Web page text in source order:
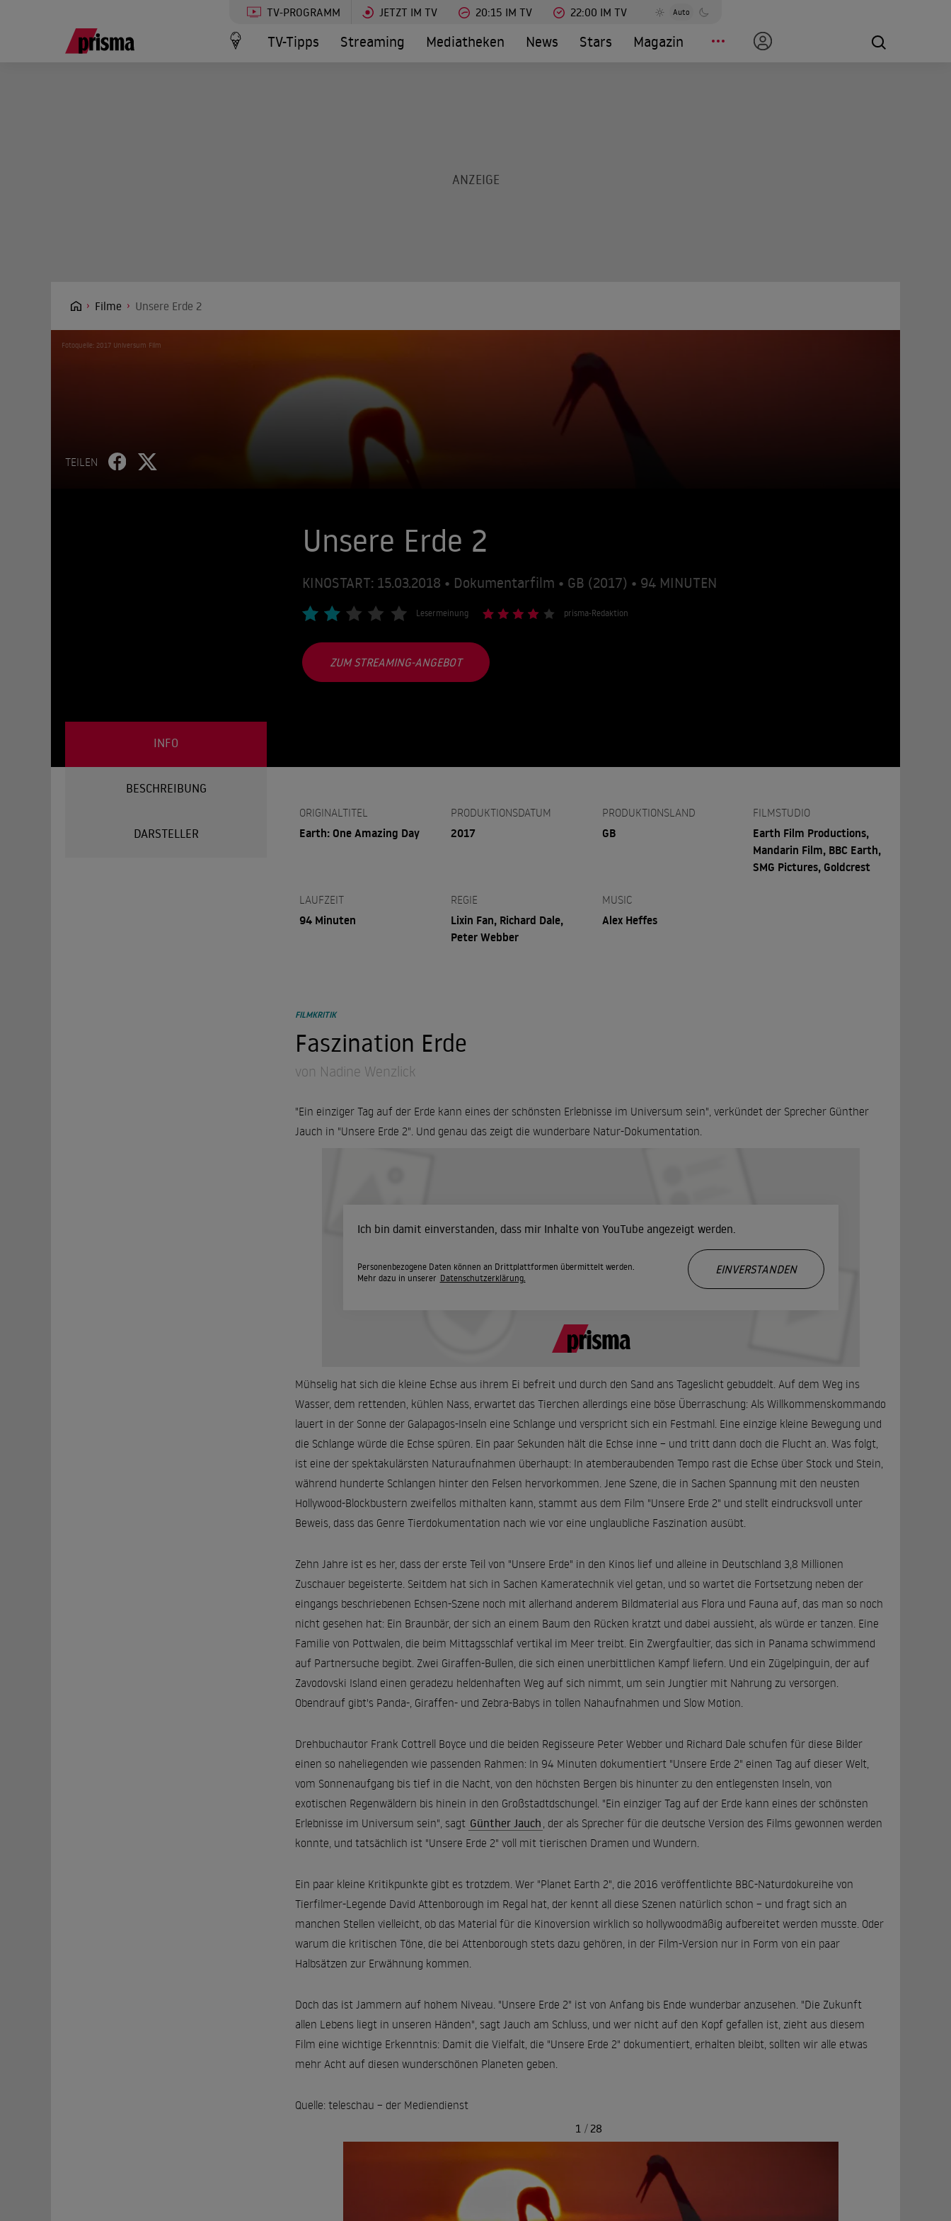
TV-PROGRAMM JETZT IM TV 20:15 IM TV 22:00 IM TV Auto
TV-Tipps Streaming Mediatheken News Stars Magazin
Filme Unsere Erde 2
Fotoquelle: 2017 Universum Film
TEILEN
Unsere Erde 2
KINOSTART: 15.03.2018 • Dokumentarfilm • GB (2017) • 94 MINUTEN
Lesermeinung prisma-Redaktion
ZUM STREAMING-ANGEBOT
INFO
BESCHREIBUNG
DARSTELLER
ORIGINALTITEL
Earth: One Amazing Day
PRODUKTIONSDATUM
2017
PRODUKTIONSLAND
GB
FILMSTUDIO
Earth Film Productions,
Mandarin Film, BBC Earth,
SMG Pictures, Goldcrest
LAUFZEIT
94 Minuten
REGIE
Lixin Fan, Richard Dale,
Peter Webber
MUSIC
Alex Heffes
FILMKRITIK
Faszination Erde
von Nadine Wenzlick
"Ein einziger Tag auf der Erde kann eines der schönsten Erlebnisse im Universum sein", verkündet der Sprecher Günther
Jauch in "Unsere Erde 2". Und genau das zeigt die wunderbare Natur-Dokumentation.
Ich bin damit einverstanden, dass mir Inhalte von YouTube angezeigt werden.
Personenbezogene Daten können an Drittplattformen übermittelt werden.
Mehr dazu in unserer Datenschutzerklärung.
EINVERSTANDEN
Mühselig hat sich die kleine Echse aus ihrem Ei befreit und durch den Sand ans Tageslicht gebuddelt. Auf dem Weg ins
Wasser, dem rettenden, kühlen Nass, erwartet das Tierchen allerdings eine böse Überraschung: Als Willkommenskommando
lauert in der Sonne der Galapagos-Inseln eine Schlange und verspricht sich ein Festmahl. Eine einzige kleine Bewegung und
die Schlange würde die Echse spüren. Ein paar Sekunden hält die Echse inne – und tritt dann doch die Flucht an. Was folgt,
ist eine der spektakulärsten Naturaufnahmen überhaupt: In atemberaubenden Tempo rast die Echse über Stock und Stein,
während hunderte Schlangen hinter den Felsen hervorkommen. Jene Szene, die in Sachen Spannung mit den neusten
Hollywood-Blockbustern zweifellos mithalten kann, stammt aus dem Film "Unsere Erde 2" und stellt eindrucksvoll unter
Beweis, dass das Genre Tierdokumentation nach wie vor eine unglaubliche Faszination ausübt.
Zehn Jahre ist es her, dass der erste Teil von "Unsere Erde" in den Kinos lief und alleine in Deutschland 3,8 Millionen
Zuschauer begeisterte. Seitdem hat sich in Sachen Kameratechnik viel getan, und so wartet die Fortsetzung neben der
eingangs beschriebenen Echsen-Szene noch mit allerhand anderem Bildmaterial aus Flora und Fauna auf, das man so noch
nicht gesehen hat: Ein Braunbär, der sich an einem Baum den Rücken kratzt und dabei aussieht, als würde er tanzen. Eine
Familie von Pottwalen, die beim Mittagsschlaf vertikal im Meer treibt. Ein Zwergfaultier, das sich in Panama schwimmend
auf Partnersuche begibt. Zwei Giraffen-Bullen, die sich einen unerbittlichen Kampf liefern. Und ein Zügelpinguin, der auf
Zavodovski Island einen geradezu heldenhaften Weg auf sich nimmt, um sein Jungtier mit Nahrung zu versorgen.
Obendrauf gibt's Panda-, Giraffen- und Zebra-Babys in tollen Nahaufnahmen und Slow Motion.
Drehbuchautor Frank Cottrell Boyce und die beiden Regisseure Peter Webber und Richard Dale schufen für diese Bilder
einen so naheliegenden wie passenden Rahmen: In 94 Minuten dokumentiert "Unsere Erde 2" einen Tag auf dieser Welt,
vom Sonnenaufgang bis tief in die Nacht, von den höchsten Bergen bis hinunter zu den entlegensten Inseln, von
exotischen Regenwäldern bis hinein in den Großstadtdschungel. "Ein einziger Tag auf der Erde kann eines der schönsten
Erlebnisse im Universum sein", sagt Günther Jauch , der als Sprecher für die deutsche Version des Films gewonnen werden
konnte, und tatsächlich ist "Unsere Erde 2" voll mit tierischen Dramen und Wundern.
Ein paar kleine Kritikpunkte gibt es trotzdem. Wer "Planet Earth 2", die 2016 veröffentlichte BBC-Naturdokureihe von
Tierfilmer-Legende David Attenborough im Regal hat, der kennt all diese Szenen natürlich schon – und fragt sich an
manchen Stellen vielleicht, ob das Material für die Kinoversion wirklich so hollywoodmäßig aufbereitet werden musste. Oder
warum die kritischen Töne, die bei Attenborough stets dazu gehören, in der Film-Version nur in Form von ein paar
Halbsätzen zur Erwähnung kommen.
Doch das ist Jammern auf hohem Niveau. "Unsere Erde 2" ist von Anfang bis Ende wunderbar anzusehen. "Die Zukunft
allen Lebens liegt in unseren Händen", sagt Jauch am Schluss, und wer nicht auf den Kopf gefallen ist, zieht aus diesem
Film eine wichtige Erkenntnis: Damit die Vielfalt, die "Unsere Erde 2" dokumentiert, erhalten bleibt, sollten wir alle etwas
mehr Acht auf diesen wunderschönen Planeten geben.
Quelle: teleschau – der Mediendienst
1 / 28